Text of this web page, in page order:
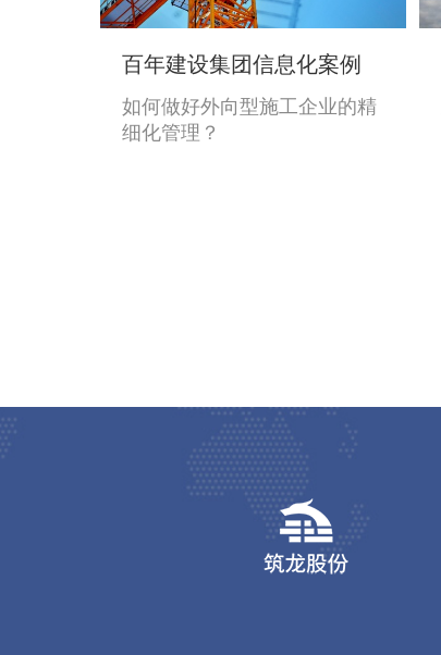
百年建设集团信息化案例
如何做好外向型施工企业的精
细化管理？